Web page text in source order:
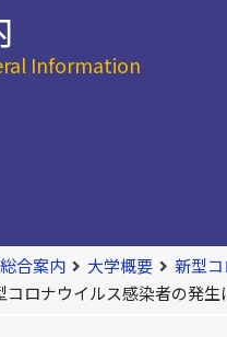
Information
総合案内 大学概要 新型
ロナウイルス感染者の発生